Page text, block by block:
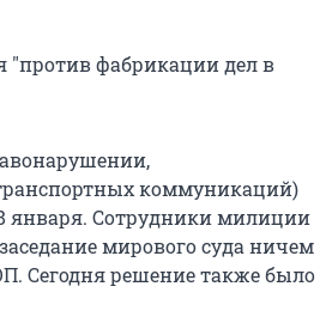
"против фабрикации дел в
коммуникаций)
января. Сотрудники милиции
мирового суда ничем
Сегодня решение также было